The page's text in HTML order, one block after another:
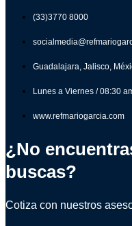
(33)3770 8000
Guadalajara, Jalisco,
Lunes a Viernes / 08:30
www.refmariogarcia.com
¿No
buscas?
Cotiza con nuestros